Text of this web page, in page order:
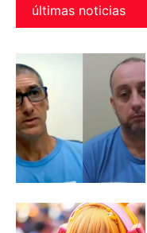
últimas noticias